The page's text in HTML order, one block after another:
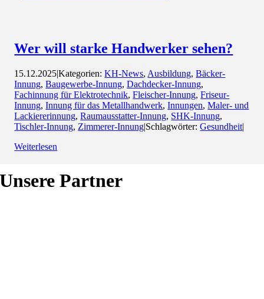
Wer will starke Handwerker sehen?
15.12.2025|Kategorien:KH-News, Ausbildung,Bäcker-
Innung,Baugewerbe-Innung,Dachdecker-Innung,
Fachinnung für Elektrotechnik,Fleischer-Innung,Friseur-
Innung,Innung für das Metallhandwerk,Innungen,Maler- und
Lackiererinnung,Raumausstatter-Innung, SHK-Innung,
Tischler-Innung, Zimmerer-Innung|Schlagwörter:Gesundheit|
Weiterlesen
Unsere Partner